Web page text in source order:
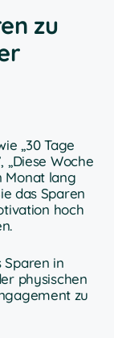
zu
„30 Tage
Woche
Monat lang
das Sparen
hoch
Sparen in
physischen
zu